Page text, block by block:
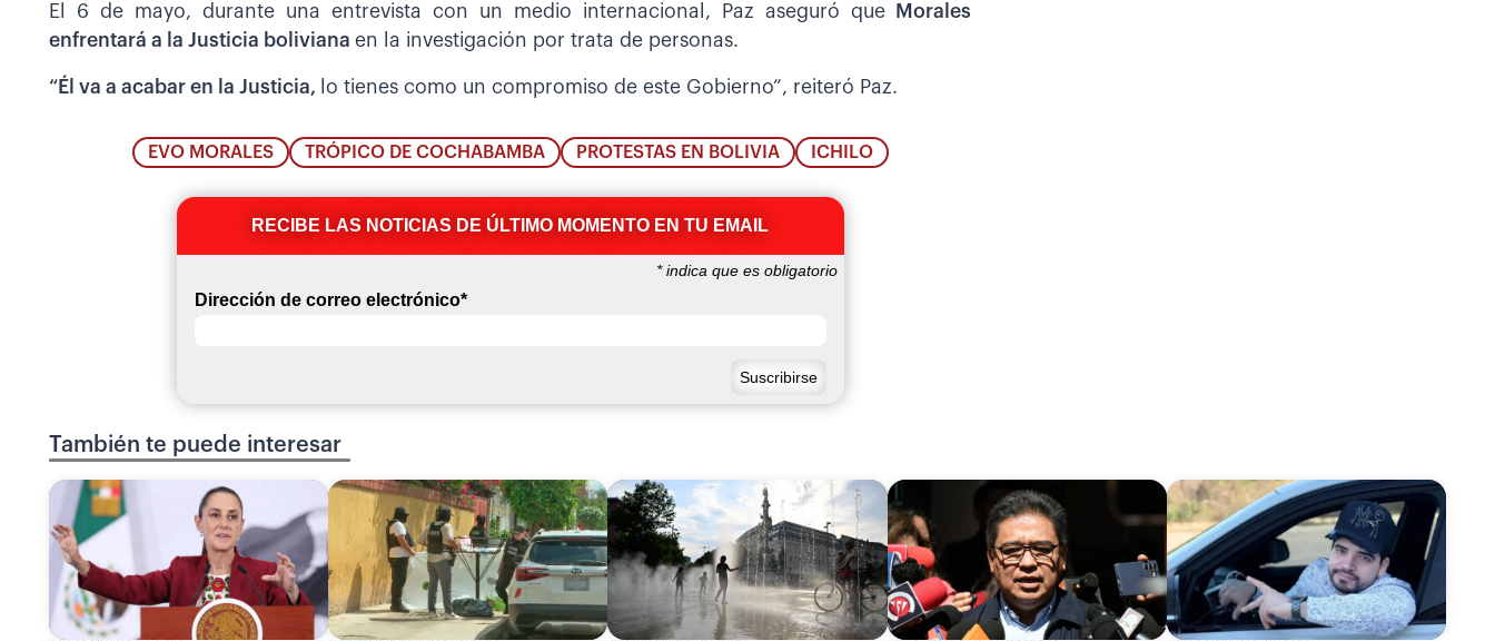
El 6 de mayo, durante una entrevista con un medio internacional, Paz aseguró que Morales
enfrentará a la Justicia boliviana en la investigación por trata de personas.
“Él va a acabar en la Justicia, lo tienes como un compromiso de este Gobierno”, reiteró Paz.
EVO MORALES TRÓPICO DE COCHABAMBA PROTESTAS EN BOLIVIA ICHILO
RECIBE LAS NOTICIAS DE ÚLTIMO MOMENTO EN TU EMAIL
*indica que es obligatorio
Dirección de correo electrónico*
También te puede interesar